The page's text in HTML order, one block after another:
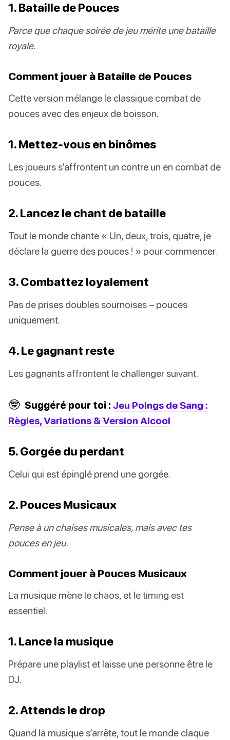
1. Bataille de Pouces
Parce que chaque soirée de jeu mérite une bataille
royale.
Comment jouer à Bataille de Pouces
Cette version mélange le classique combat de
pouces avec des enjeux de boisson.
1. Mettez-vous en binômes
Les joueurs s’affrontent un contre un en combat de
pouces.
2. Lancez le chant de bataille
Tout le monde chante « Un, deux, trois, quatre, je
déclare la guerre des pouces ! » pour commencer.
3. Combattez loyalement
Pas de prises doubles sournoises – pouces
uniquement.
4. Le gagnant reste
Les gagnants affrontent le challenger suivant.
🤓 Suggéré pour toi : Jeu Poings de Sang :
Règles, Variations & Version Alcool
5. Gorgée du perdant
Celui qui est épinglé prend une gorgée.
2. Pouces Musicaux
Pense à un chaises musicales, mais avec tes
pouces en jeu.
Comment jouer à Pouces Musicaux
La musique mène le chaos, et le timing est
essentiel.
1. Lance la musique
Prépare une playlist et laisse une personne être le
DJ.
2. Attends le drop
Quand la musique s’arrête, tout le monde claque